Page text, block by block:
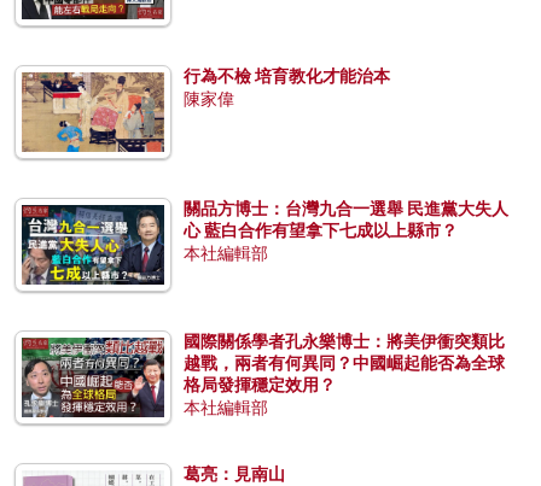
行為不檢 培育教化才能治本
陳家偉
關品方博士：台灣九合一選舉 民進黨大失人
心 藍白合作有望拿下七成以上縣市？
本社編輯部
國際關係學者孔永樂博士：將美伊衝突類比
越戰，兩者有何異同？中國崛起能否為全球
格局發揮穩定效用？
本社編輯部
葛亮：見南山